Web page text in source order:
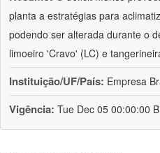
planta a estratégias para
podendo ser alterada durante o
limoeiro 'Cravo' (LC) e
Instituição/UF/País: Empresa
Vigência: Tue Dec 05 00:00:00